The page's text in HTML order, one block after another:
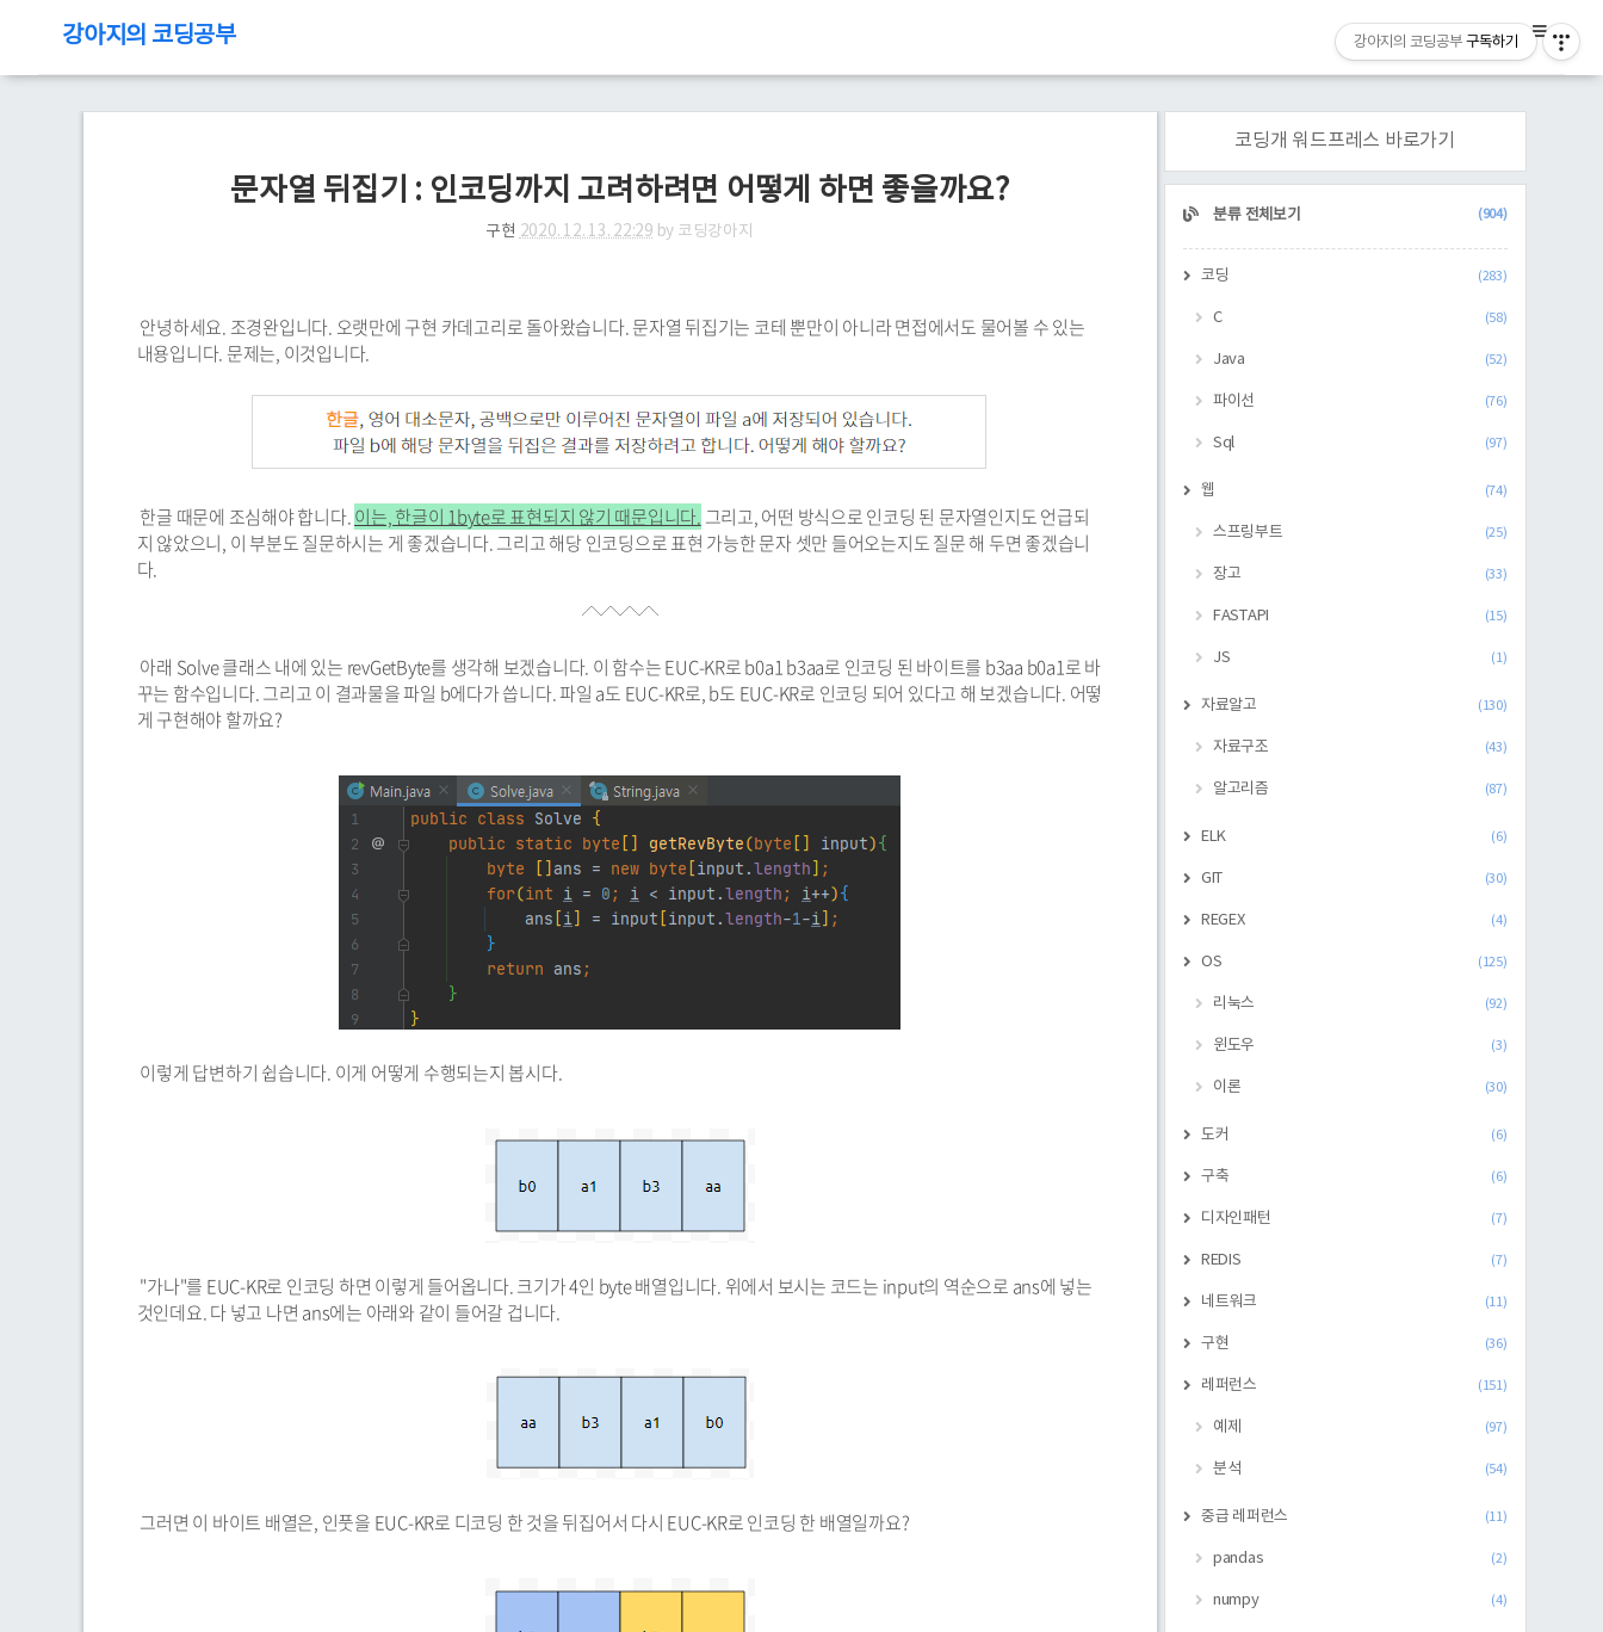
강아지의 코딩공부
문자열 뒤집기 : 인코딩까지 고려하려면 어떻게 하면 좋을까요?
구현 2020. 12. 13. 22:29 by 코딩강아지
안녕하세요. 조경완입니다. 오랫만에 구현 카데고리로 돌아왔습니다. 문자열 뒤집기는 코테 뿐만이 아니라 면접에서도 물어볼 수 있는
내용입니다. 문제는, 이것입니다.
한글 때문에 조심해야 합니다.이는, 한글이 1byte로 표현되지 않기 때문입니다. 그리고, 어떤 방식으로 인코딩 된 문자열인지도 언급되
지 않았으니, 이 부분도 질문하시는 게 좋겠습니다. 그리고 해당 인코딩으로 표현 가능한 문자 셋만 들어오는지도 질문 해 두면 좋겠습니
다.
아래 Solve 클래스 내에 있는 revGetByte를 생각해 보겠습니다. 이 함수는 EUC-KR로 b0a1 b3aa로 인코딩 된 바이트를 b3aa b0a1로 바
꾸는 함수입니다. 그리고 이 결과물을 파일 b에다가 씁니다. 파일 a도 EUC-KR로, b도 EUC-KR로 인코딩 되어 있다고 해 보겠습니다. 어떻
게 구현해야 할까요?
이렇게 답변하기 쉽습니다. 이게 어떻게 수행되는지 봅시다.
"가나"를 EUC-KR로 인코딩 하면 이렇게 들어옵니다. 크기가 4인 byte 배열입니다. 위에서 보시는 코드는 input의 역순으로 ans에 넣는
것인데요. 다 넣고 나면 ans에는 아래와 같이 들어갈 겁니다.
그러면 이 바이트 배열은, 인풋을 EUC-KR로 디코딩 한 것을 뒤집어서 다시 EUC-KR로 인코딩 한 배열일까요?
코딩개 워드프레스 바로가기
CATEGORY
분류 전체보기 (904)
코딩 (283)
C (58)
Java (52)
파이선 (76)
Sql (97)
웹 (74)
스프링부트 (25)
장고 (33)
FASTAPI (15)
JS (1)
자료알고 (130)
자료구조 (43)
알고리즘 (87)
ELK (6)
GIT (30)
REGEX (4)
OS (125)
리눅스 (92)
윈도우 (3)
이론 (30)
도커 (6)
구축 (6)
디자인패턴 (7)
REDIS (7)
네트워크 (11)
구현 (36)
레퍼런스 (151)
예제 (97)
분석 (54)
중급 레퍼런스 (11)
pandas (2)
numpy (4)
강아지의 코딩공부 구독하기